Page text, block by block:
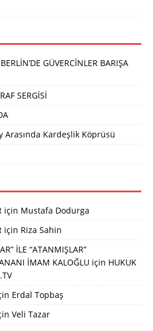
GÜVERCİNLER BARIŞA
SERGİSİ
Arasında Kardeşlik Köprüsü
için Mustafa Dodurga
için Riza Sahin
İLE “ATANMIŞLAR”
İMAM KALOĞLU için HUKUK
Erdal Topbaş
Veli Tazar